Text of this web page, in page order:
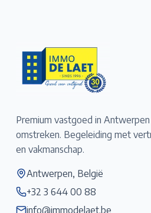
Premium vastgoed in Antwerpen
omstreken. Begeleiding met
en vakmanschap.
Antwerpen, België
+32 3 644 00 88
info@immodelaet.be